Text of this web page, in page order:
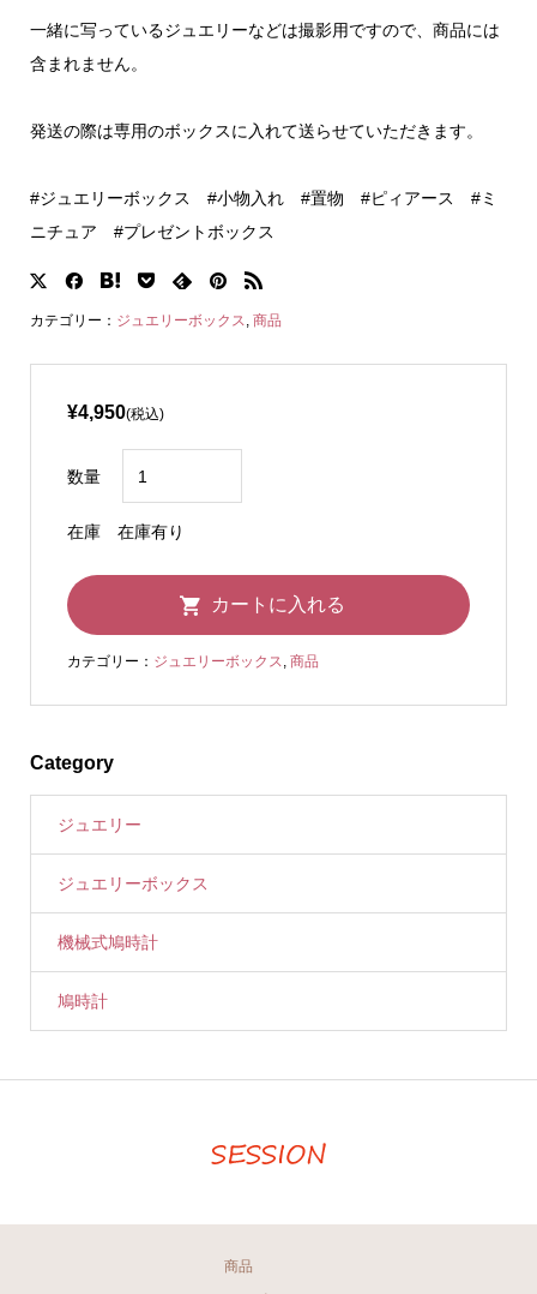
一緒に写っているジュエリーなどは撮影用ですので、商品には
含まれません。
発送の際は専用のボックスに入れて送らせていただきます。
#ジュエリーボックス #小物入れ #置物 #ピィアース #ミ
ニチュア #プレゼントボックス
カテゴリー： ジュエリーボックス, 商品
¥4,950(税込)
数量
在庫 在庫有り
カテゴリー： ジュエリーボックス, 商品
Category
ジュエリー
ジュエリーボックス
機械式鳩時計
鳩時計
商品